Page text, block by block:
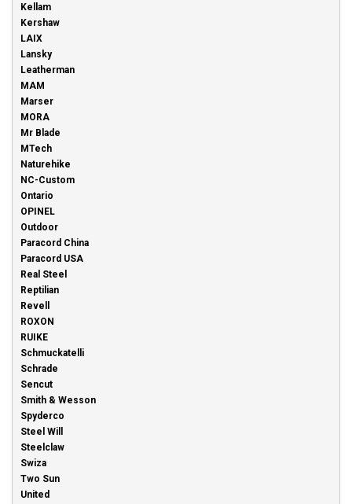
Kellam
Kershaw
LAIX
Lansky
Leatherman
MAM
Marser
MORA
Mr Blade
MTech
Naturehike
NC-Custom
Ontario
OPINEL
Outdoor
Paracord China
Paracord USA
Real Steel
Reptilian
Revell
ROXON
RUIKE
Schmuckatelli
Schrade
Sencut
Smith & Wesson
Spyderco
Steel Will
Steelclaw
Swiza
Two Sun
United